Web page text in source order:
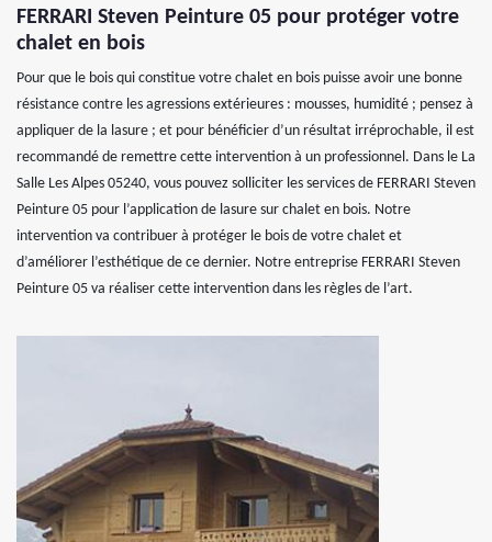
FERRARI Steven Peinture 05 pour protéger votre
chalet en bois
Pour que le bois qui constitue votre chalet en bois puisse avoir une bonne
résistance contre les agressions extérieures : mousses, humidité ; pensez à
appliquer de la lasure ; et pour bénéficier d’un résultat irréprochable, il est
recommandé de remettre cette intervention à un professionnel. Dans le La
Salle Les Alpes 05240, vous pouvez solliciter les services de FERRARI Steven
Peinture 05 pour l’application de lasure sur chalet en bois. Notre
intervention va contribuer à protéger le bois de votre chalet et
d’améliorer l’esthétique de ce dernier. Notre entreprise FERRARI Steven
Peinture 05 va réaliser cette intervention dans les règles de l’art.